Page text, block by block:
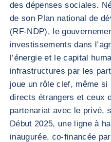
des dépenses sociales.
de son Plan national de
(RF-NDP), le
investissements dans
l’énergie et le capital
infrastructures par les
joue un rôle clef, même
directs étrangers et ceux
partenariat avec le privé,
Début 2025, une ligne à
inaugurée, co-financée